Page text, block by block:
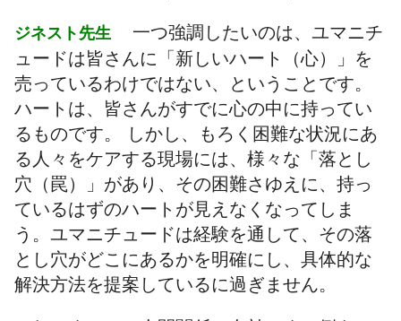
ジネスト先生
一つ強調したいのは、ユマニチ
ュードは皆さんに「新しいハート（心）」を
売っているわけではない、ということです。
ハートは、皆さんがすでに心の中に持ってい
るものです。 しかし、もろく困難な状況にあ
る人々をケアする現場には、様々な「落とし
穴（罠）」があり、その困難さゆえに、持っ
ているはずのハートが見えなくなってしま
う。ユマニチュードは経験を通して、その落
とし穴がどこにあるかを明確にし、具体的な
解決方法を提案しているに過ぎません。